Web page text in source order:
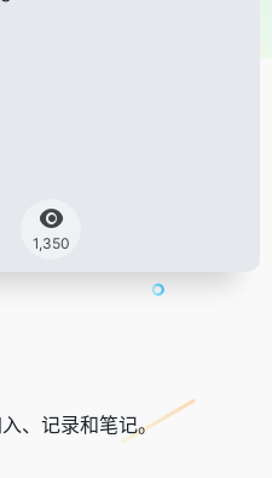
1,350
、记录和笔记。